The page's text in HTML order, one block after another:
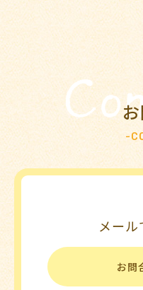
-
メー
お問